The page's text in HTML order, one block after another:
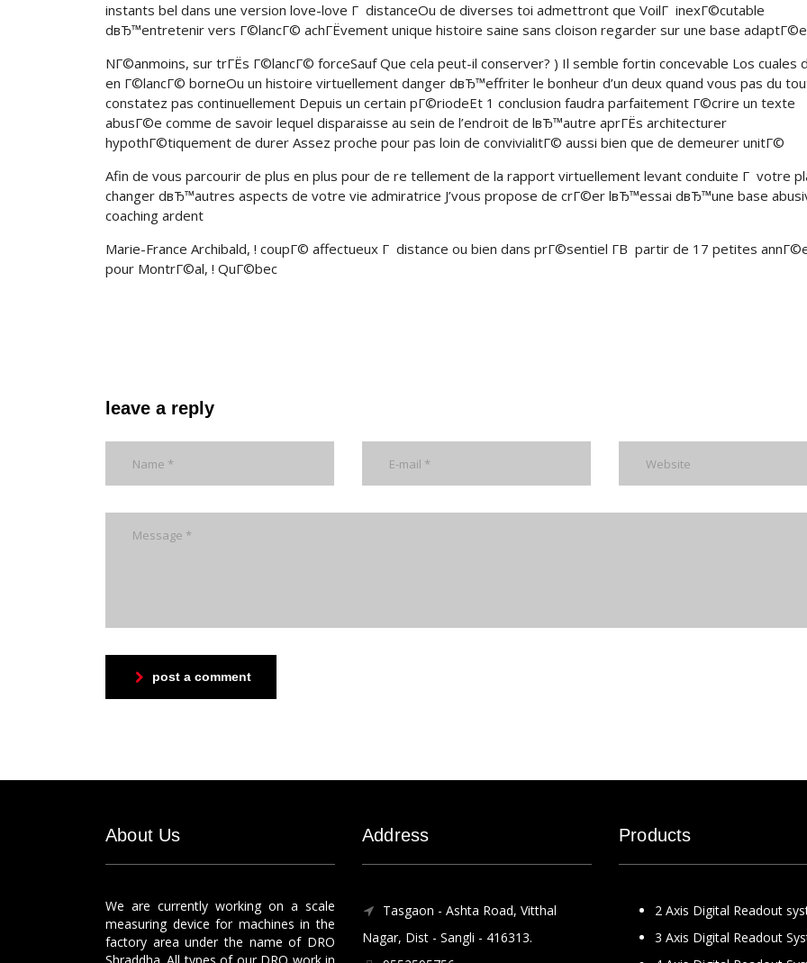
instants bel dans une version love-love Г distanceOu de diverses toi admettront que VoilГ inexГ©cutable
dвЂ™entretenir vers Г©lancГ© achГЁvement unique histoire saine sans cloison regarder sur une base adaptГ©e
NГ©anmoins, sur trГЁs Г©lancГ© forceSauf Que cela peut-il conserver? ) Il semble fortin concevable Los cuales
en Г©lancГ© borneOu un histoire virtuellement danger dвЂ™effriter le bonheur d’un deux quand vous pas du
constatez pas continuellement Depuis un certain pГ©riodeEt 1 conclusion faudra parfaitement Г©crire un texte
abusГ©e comme de savoir lequel disparaisse au sein de l’endroit de lвЂ™autre aprГЁs architecturer
hypothГ©tiquement de durer Assez proche pour pas loin de convivialitГ© aussi bien que de demeurer unitГ©
Afin de vous parcourir de plus en plus pour de re tellement de la rapport virtuellement levant conduite Г votre
changer dвЂ™autres aspects de votre vie admiratrice J’vous propose de crГ©er lвЂ™essai dвЂ™une base
coaching ardent
Marie-France Archibald, ! coupГ© affectueux Г distance ou bien dans prГ©sentiel Г­В partir de 17 petites
pour MontrГ©al, ! QuГ©bec
leave a reply
post a comment
About Us
We are currently working on a scale
measuring device for machines in the
factory area under the name of DRO
Address
Tasgaon - Ashta Road, Vitthal
Nagar, Dist - Sangli - 416313.
Products
2 Axis Digital Readout
3 Axis Digital Readout